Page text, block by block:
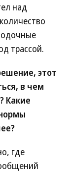
над
трассой.
этот
в чем
Какие
где